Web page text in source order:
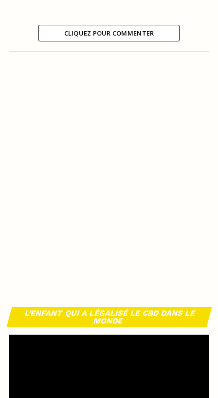
CLIQUEZ POUR COMMENTER
L’ENFANT QUI A LÉGALISÉ LE CBD DANS LE
MONDE